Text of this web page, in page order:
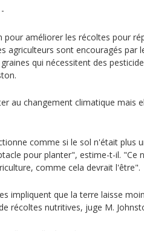
pour améliorer les récoltes pour
agriculteurs sont encouragés par
qui nécessitent des
au changement climatique mais
comme si le sol n'était plus
pour planter", estime-t-il. "Ce
comme cela devrait l'être".
impliquent que la terre laisse
récoltes nutritives, juge M.